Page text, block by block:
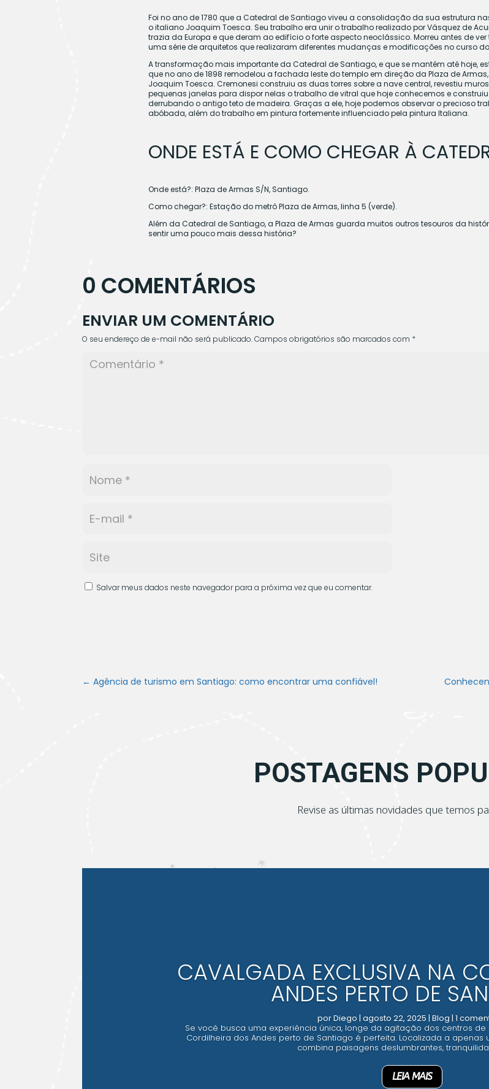
Foi no ano de 1780 que a Catedral de Santiago viveu a consolidação da sua estrutura
o italiano Joaquim Toesca. Seu trabalho era unir o trabalho realizado por Vásquez de
trazia da Europa e que deram ao edifício o forte aspecto neoclássico. Morreu antes de
uma série de arquitetos que realizaram diferentes mudanças e modificações no curso
A transformação mais importante da Catedral de Santiago, e que se mantém até hoje,
que no ano de 1898 remodelou a fachada leste do templo em direção da Plaza de
Joaquim Toesca. Cremonesi construiu as duas torres sobre a nave central, revestiu
pequenas janelas para dispor nelas o trabalho de vitral que hoje conhecemos e
derrubando o antigo teto de madeira. Graças a ele, hoje podemos observar o precioso
abóbada, além do trabalho em pintura fortemente influenciado pela pintura Italiana.
ONDE ESTÁ E COMO CHEGAR À
Onde está?: Plaza de Armas S/N, Santiago.
Como chegar?: Estação do metrô Plaza de Armas, linha 5 (verde).
Além da Catedral de Santiago, a Plaza de Armas guarda muitos outros tesouros da
sentir uma pouco mais dessa história?
0 COMENTÁRIOS
ENVIAR UM COMENTÁRIO
O seu endereço de e-mail não será publicado. Campos obrigatórios são marcados com *
Salvar meus dados neste navegador para a próxima vez que eu comentar.
←Agência de turismo em Santiago: como encontrar uma confiável!
POSTAGENS
Revise as últimas novidades que temos
CAVALGADA EXCLUSIVA NA
ANDES PERTO DE
porDiego | agosto 22, 2025 | Blog | 1
Se você busca uma experiência única, longe da agitação dos centros de
Cordilheira dos Andes perto de Santiago é perfeita. Localizada a apenas
combina paisagens deslumbrantes,
LEIA MAIS